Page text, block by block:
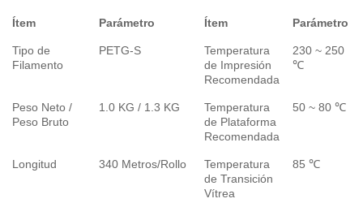
Ítem Parámetro Ítem Parámetro
Tipo de
Filamento
PETG-S
Temperatura
de Impresión
Recomendada
230 ~ 250
℃
Peso Neto /
Peso Bruto
1.0 KG / 1.3 KG
Temperatura
de Plataforma
Recomendada
50 ~ 80 ℃
Longitud 340 Metros/Rollo
Temperatura
de Transición
Vítrea
85 ℃